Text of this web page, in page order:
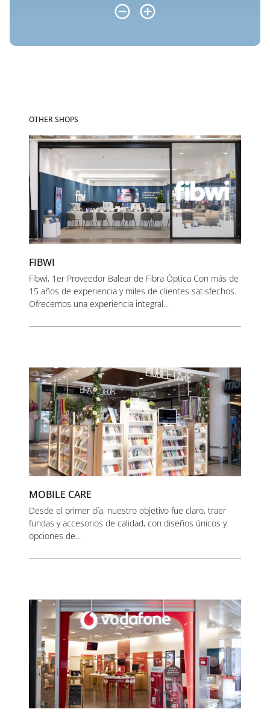
OTHER SHOPS
FIBWI
Fibwi, 1er Proveedor Balear de Fibra Óptica Con más de
15 años de experiencia y miles de clientes satisfechos.
Ofrecemos una experiencia integral...
MOBILE CARE
Desde el primer día, nuestro objetivo fue claro, traer
fundas y accesorios de calidad, con diseños únicos y
opciones de...